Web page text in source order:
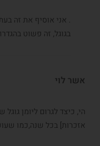
. אני אוסיף את זה
בגוגל, זה פשוט
אשר לוי
הי, כיצד לגרום ליומן
אזכרות] בכל שנה,כמו